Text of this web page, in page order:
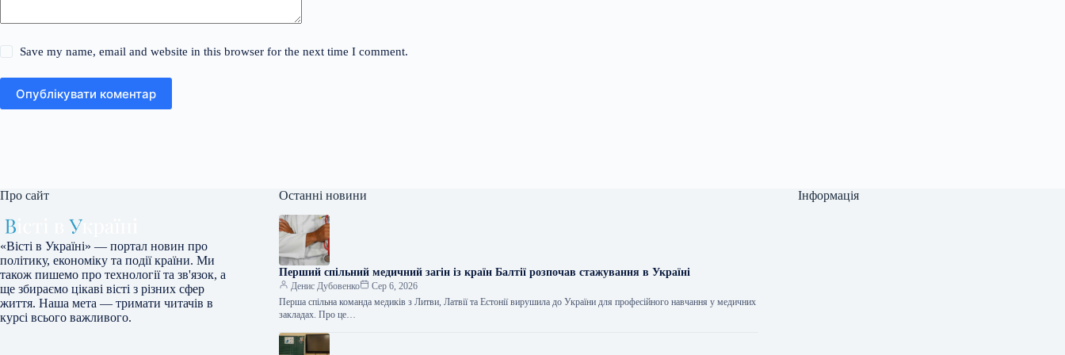
Save my name, email and website in this browser for the next time I comment.
Опублікувати коментар
Про сайт
«Вісті в Україні» — портал новин про
політику, економіку та події країни. Ми
також пишемо про технології та зв'язок, а
ще збираємо цікаві вісті з різних сфер
життя. Наша мета — тримати читачів в
курсі всього важливого.
Останні новини
Перший спільний медичний загін із країн Балтії розпочав стажування в Україні
Денис Дубовенко
Сер 6, 2026
Перша спільна команда медиків з Литви, Латвії та Естонії вирушила до України для професійного навчання у медичних
закладах. Про це…
Інформація